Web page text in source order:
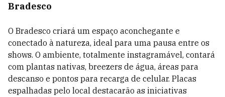
Bradesco
O Bradesco criará um espaço aconchegante e
conectado à natureza, ideal para uma pausa entre os
shows. O ambiente, totalmente instagramável, contará
com plantas nativas, breezers de água, áreas para
descanso e pontos para recarga de celular. Placas
espalhadas pelo local destacarão as iniciativas